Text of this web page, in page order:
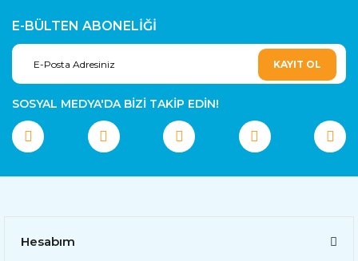
E-BÜLTEN ABONELİĞİ
KAYIT OL
SOSYAL MEDYA'DA BİZİ TAKİP EDİN!
Hesabım